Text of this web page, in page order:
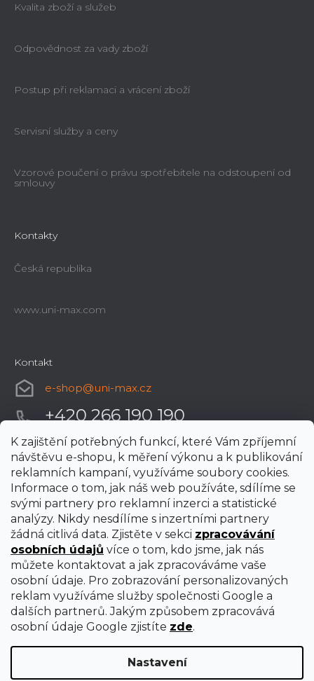
K zajištění potřebných funkcí, které Vám zpříjemní
návštěvu e-shopu, k měření výkonu a k publikování
reklamních kampaní, využíváme soubory cookies.
Informace o tom, jak náš web používáte, sdílíme se
svými partnery pro reklamní inzerci a statistické
analýzy. Nikdy nesdílíme s inzertními partnery
žádná citlivá data. Zjistěte v sekci zpracovávání
osobních údajů více o tom, kdo jsme, jak nás
můžete kontaktovat a jak zpracováváme vaše
osobní údaje. Pro zobrazování personalizovaných
reklam využíváme služby společnosti Google a
dalších partnerů. Jakým způsobem zpracovává
osobní údaje Google zjistíte zde.
Nastavení
Kvalita zboží a služeb
Odpovědnost za vady zboží
Postup při reklamaci a vrácení zboží
Servisní služby a ceny
Vzorové poučení o právu spotřebitele na odstoupení od
smlouvy
Kontakty
Česká republika
www.uni-max.com
Kontakt
e-shop@uni-max.cz
+420 266 190 190